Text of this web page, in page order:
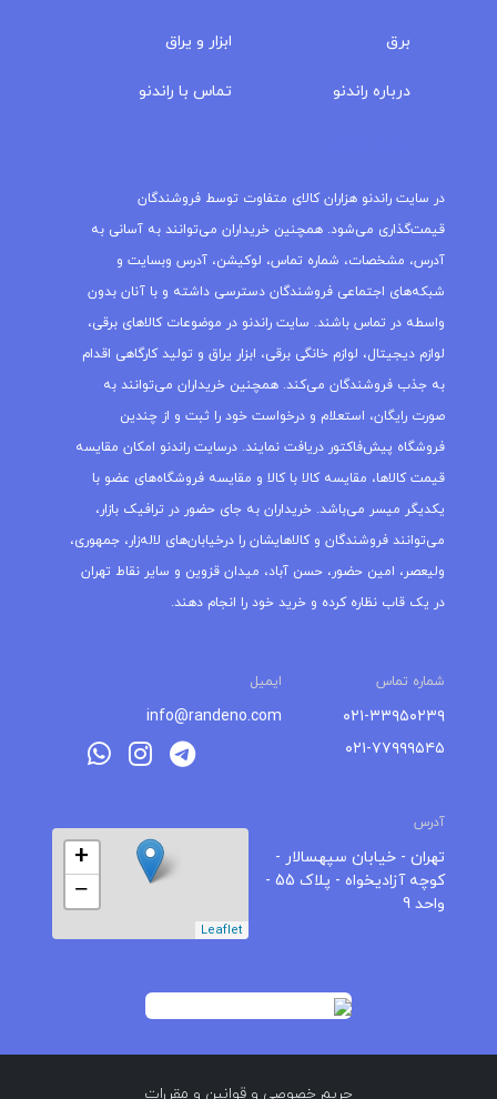
برق
درباره‌ راندنو
ابزار و یراق
تماس با راندنو
در سایت راندنو هزاران کالای متفاوت توسط فروشندگان
قیمت‌گذاری می‌شود. همچنین خریداران می‌توانند به آسانی به
آدرس، مشخصات، شماره تماس، لوکیشن، آدرس وبسایت و
شبکه‌های اجتماعی فروشندگان دسترسی داشته و با آنان بدون
واسطه در تماس باشند. سایت راندنو در موضوعات کالاهای برقی،
لوازم دیجیتال، لوازم خانگی برقی، ابزار یراق و تولید کارگاهی اقدام
به جذب فروشندگان می‌کند. همچنین خریداران می‌توانند به
صورت رایگان، استعلام و درخواست خود را ثبت و از چندین
فروشگاه پیش‌فاکتور دریافت نمایند. درسایت راندنو امکان مقایسه
قیمت کالاها، مقایسه کالا با کالا و مقایسه فروشگاه‌های عضو با
یکدیگر میسر می‌باشد. خریداران به جای حضور در ترافیک بازار،
می‌توانند فروشندگان و کالاهایشان را درخیابان‌های لاله‌زار، جمهوری،
ولیعصر، امین حضور، حسن آباد، میدان قزوین و سایر نقاط تهران
در یک قاب نظاره کرده و خرید خود را انجام دهند.
شماره تماس ایمیل
۰۲۱-۳۳۹۵۰۲۳۹
۰۲۱-۷۷۹۹۹۵۴۵
info@randeno.com
آدرس
تهران - خیابان سپهسالار -
کوچه آزادیخواه - پلاک 55 -
واحد 9
+
−
Leaflet
حریم خصوصی و قوانین و مقررات